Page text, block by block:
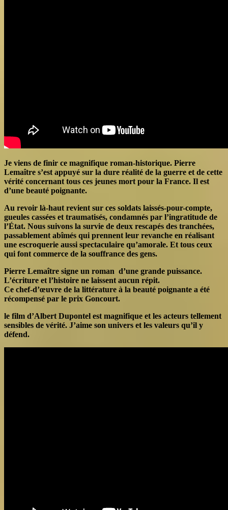
Je viens de finir ce magnifique roman-historique. Pierre
Lemaître s’est appuyé sur la dure réalité de la guerre et de cette
vérité concernant tous ces jeunes mort pour la France. Il est
d’une beauté poignante.
Au revoir là-haut revient sur ces soldats laissés-pour-compte,
gueules cassées et traumatisés, condamnés par l’ingratitude de
l’État. Nous suivons la survie de deux rescapés des tranchées,
passablement abîmés qui prennent leur revanche en réalisant
une escroquerie aussi spectaculaire qu’amorale. Et tous ceux
qui font commerce de la souffrance des gens.
Pierre Lemaître signe un roman d’une grande puissance.
L’écriture et l’histoire ne laissent aucun répit.
Ce chef-d’œuvre de la littérature à la beauté poignante a été
récompensé par le prix Goncourt.
le film d’Albert Dupontel est magnifique et les acteurs tellement
sensibles de vérité. J’aime son univers et les valeurs qu’il y
défend.